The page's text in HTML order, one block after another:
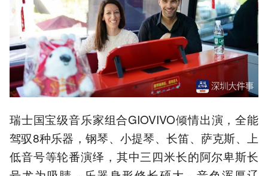
瑞士国宝级音乐家组合GIOVIVO倾情出演，全能
驾驭8种乐器，钢琴、小提琴、长笛、萨克斯、上
低音号等轮番演绎，其中三四米长的阿尔卑斯长